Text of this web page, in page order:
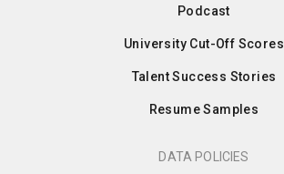
Podcast
University Cut-Off Scores
Talent Success Stories
Resume Samples
DATA POLICIES